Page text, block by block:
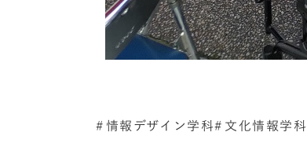
情報デザイン学科 文化情報学科